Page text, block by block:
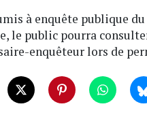
à enquête publique
le public pourra
enquêteur lors de